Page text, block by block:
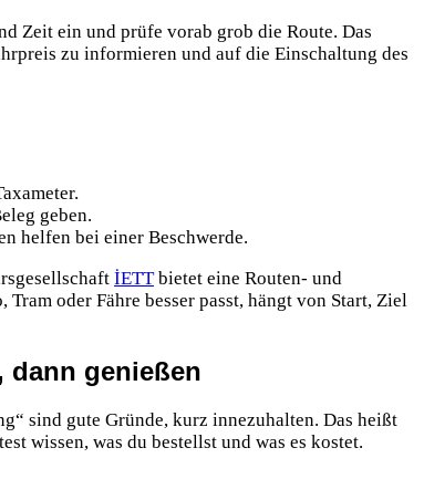
Zeit ein und prüfe vorab grob die Route. Das
zu informieren und auf die Einschaltung des
geben.
helfen bei einer Beschwerde.
İETTbietet eine Routen- und
oder Fähre besser passt, hängt von Start, Ziel
dann genießen
sind gute Gründe, kurz innezuhalten. Das heißt
wissen, was du bestellst und was es kostet.